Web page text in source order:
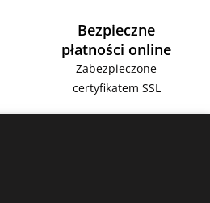
Bezpieczne
płatności online
Zabezpieczone
certyfikatem SSL